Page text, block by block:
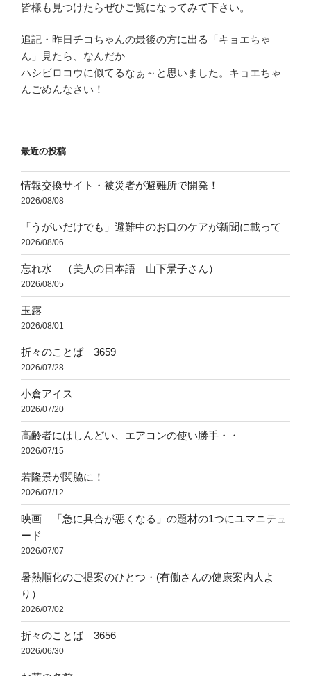
皆様も見つけたらぜひご覧になってみて下さい。
追記・昨日チコちゃんの最後の方に出る「キョエちゃ
ん」見たら、なんだか
ハシビロコウに似てるなぁ～と思いました。キョエちゃ
んごめんなさい！
最近の投稿
情報交換サイト・被災者が避難所で開発！
2026/08/08
「うがいだけでも」避難中のお口のケアが新聞に載って
2026/08/06
忘れ水 （美人の日本語 山下景子さん）
2026/08/05
玉露
2026/08/01
折々のことば 3659
2026/07/28
小倉アイス
2026/07/20
高齢者にはしんどい、エアコンの使い勝手・・
2026/07/15
若隆景が関脇に！
2026/07/12
映画 「急に具合が悪くなる」の題材の1つにユマニテュ
ード
2026/07/07
暑熱順化のご提案のひとつ・(有働さんの健康案内人よ
り）
2026/07/02
折々のことば 3656
2026/06/30